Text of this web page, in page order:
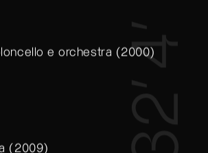
e orchestra (2000)
4’
(2009) 32’